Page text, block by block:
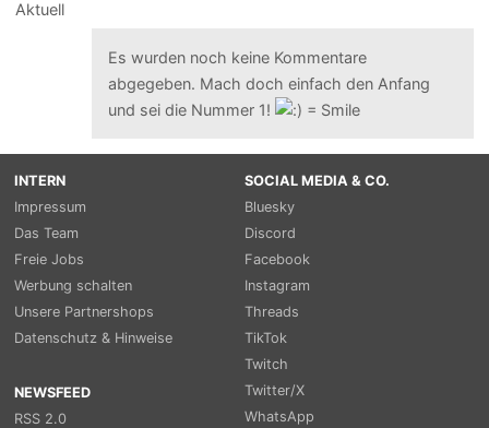
Es wurden noch keine Kommentare
abgegeben. Mach doch einfach den Anfang
und sei die Nummer 1!
INTERN
Impressum
Das Team
Freie Jobs
Werbung schalten
Unsere Partnershops
Datenschutz & Hinweise
NEWSFEED
RSS 2.0
SOCIAL MEDIA & CO.
Bluesky
Discord
Facebook
Instagram
Threads
TikTok
Twitch
Twitter/X
WhatsApp